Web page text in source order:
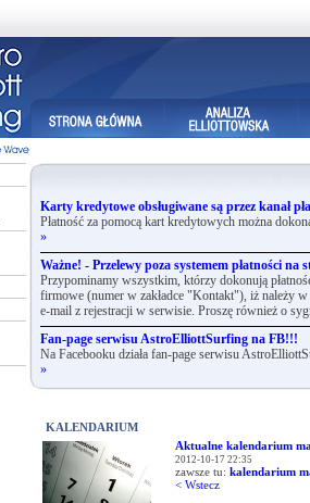
Karty kredytowe obsługiwane są przez kanał
Płatność za pomocą kart kredytowych można
»
Ważne! - Przelewy poza systemem płatności na
Przypominamy wszystkim, którzy dokonują
firmowe (numer w zakładce "Kontakt"), iż należy
e-mail z rejestracji w serwisie. Proszę również o
Fan-page serwisu AstroElliottSurfing na FB!!!
Na Facebooku działa fan-page serwisu
»
KALENDARIUM
Aktualne kalendarium
2012-10-17 22:35
zawsze tu: kalendarium
< Wstecz